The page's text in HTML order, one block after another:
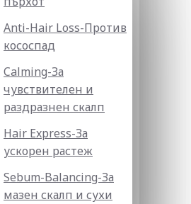
Anti-Hair Loss-Против
кососпад
Calming-За
чувствителен и
раздразнен скалп
Hair Express-За
ускорен растеж
Sebum-Balancing-За
мазен скалп и сухи